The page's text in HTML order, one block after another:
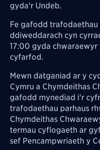
gyda'r Undeb.
Fe gafodd trafodaethau
ddiweddarach cyn
17:00 gyda
cyfarfod.
Mewn datganiad ar y
Cymru a Chymdeithas
gafodd mynediad i'r
trafodaethau parhaus
Chymdeithas
termau cyflogaeth ar
sef Pencampwriaeth y